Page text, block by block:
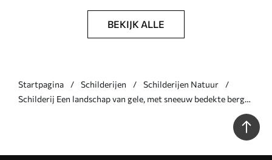
BEKIJK ALLE
Startpagina Schilderijen
Schilderijen Natuur
Schilderij Een landschap van gele, met sneeuw bedekte bergen